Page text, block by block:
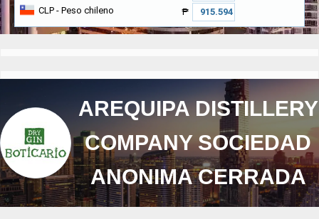
CLP - Peso chileno ₱
AREQUIPA DISTILLERY
COMPANY SOCIEDAD
ANONIMA CERRADA